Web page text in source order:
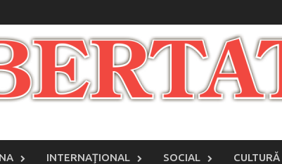
INTERNAŢIONAL SOCIAL CULTURĂ